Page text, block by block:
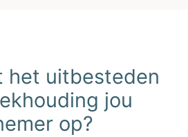
het uitbesteden
jou
op?